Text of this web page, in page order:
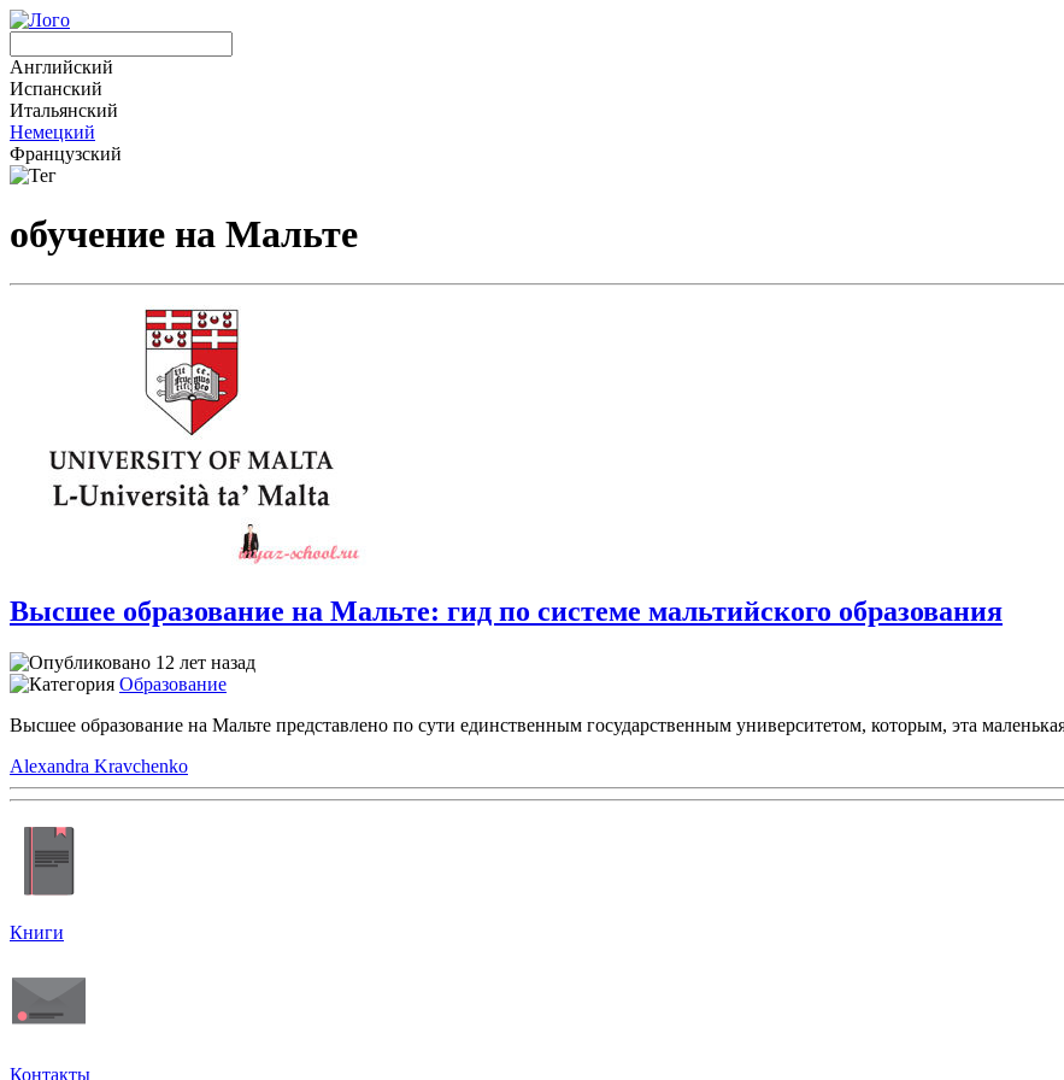
Английский
Испанский
Итальянский
Немецкий
Французский
обучение на Мальте
Высшее образование на Мальте: гид по системе мальтийского образования
12 лет назад
Образование
Высшее образование на Мальте представлено по сути единственным государственным университетом, которым, эта
Alexandra Kravchenko
Книги
Контакты